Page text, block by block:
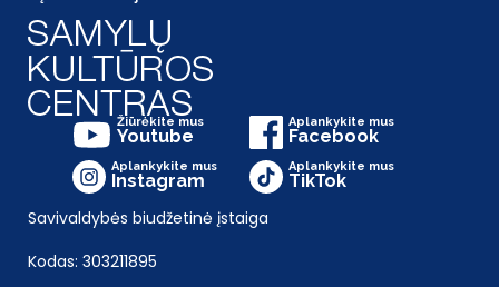
Žiūrėkite mus
Youtube
Aplankykite mus
Facebook
Aplankykite mus
Instagram
Aplankykite mus
TikTok
Savivaldybės biudžetinė įstaiga
Kodas: 303211895